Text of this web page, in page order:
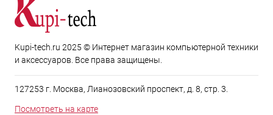
Kupi-tech.ru 2025 © Интернет магазин компьютерной техники
и аксессуаров. Все права защищены.
127253 г. Москва, Лианозовский проспект, д. 8, стр. 3.
Посмотреть на карте